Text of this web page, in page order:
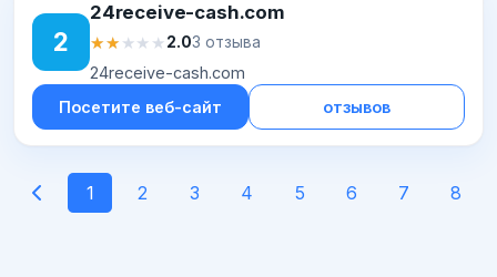
2
24receive-cash.com
★★★★★
★★★★★2.03 отзыва
24receive-cash.com
Посетите веб-сайт
отзывов
1 2 3 4 5 6 7 8